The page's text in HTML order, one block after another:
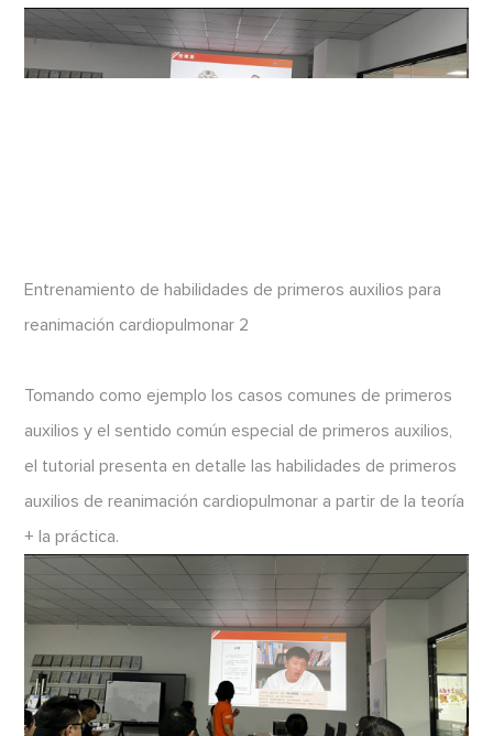
Entrenamiento de habilidades de primeros auxilios para
reanimación cardiopulmonar 2
Tomando como ejemplo los casos comunes de primeros
auxilios y el sentido común especial de primeros auxilios,
el tutorial presenta en detalle las habilidades de primeros
auxilios de reanimación cardiopulmonar a partir de la teoría
+ la práctica.